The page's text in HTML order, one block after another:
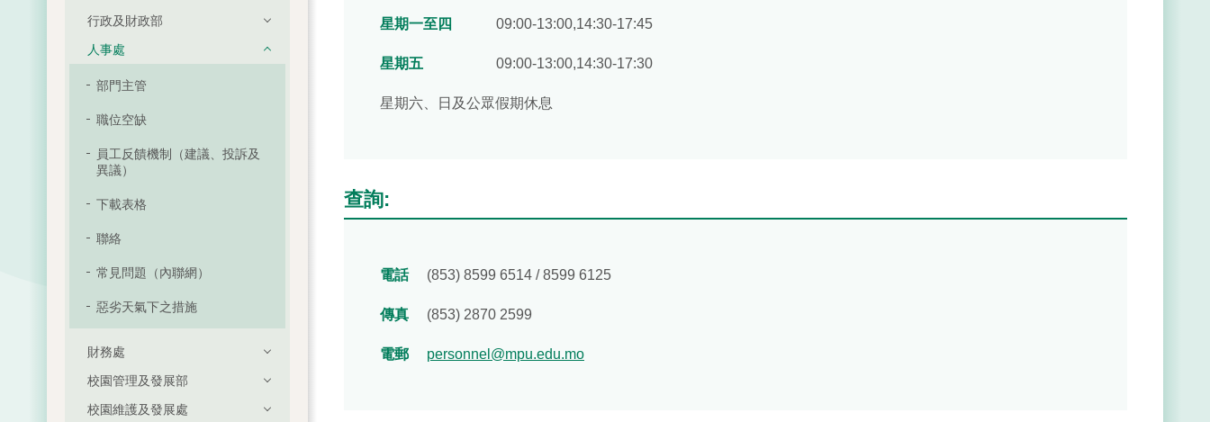
行政及財政部
人事處
部門主管
職位空缺
員工反饋機制（建議、投訴及
異議）
下載表格 職員專用（內聯網）
教職人員職位申請書（全
聯絡
常見問題（內聯網）
惡劣天氣下之措施
財務處
校園管理及發展部
校園維護及發展處
星期一至四 09:00-13:00,14:30-17:45
星期五 09:00-13:00,14:30-17:30
星期六、日及公眾假期休息
查詢:
電話 (853) 8599 6514 / 8599 6125
傳真 (853) 2870 2599
電郵 personnel@mpu.edu.mo